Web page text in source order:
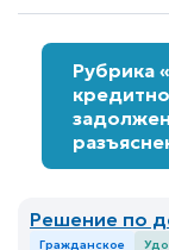
Рубрика
Решение по
Гражданское